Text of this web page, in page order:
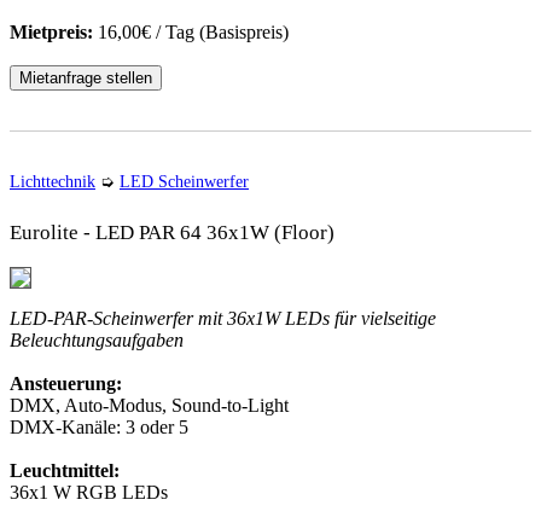
Mietpreis: 16,00€ / Tag (Basispreis)
Mietanfrage stellen
Lichttechnik ➭ LED Scheinwerfer
Eurolite - LED PAR 64 36x1W (Floor)
LED-PAR-Scheinwerfer mit 36x1W LEDs für vielseitige
Beleuchtungsaufgaben
Ansteuerung:
DMX, Auto-Modus, Sound-to-Light
DMX-Kanäle: 3 oder 5
Leuchtmittel:
36x1 W RGB LEDs